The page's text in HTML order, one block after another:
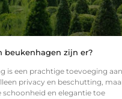
beukenhagen zijn er?
is een prachtige toevoeging
privacy en beschutting,
schoonheid en elegantie toe